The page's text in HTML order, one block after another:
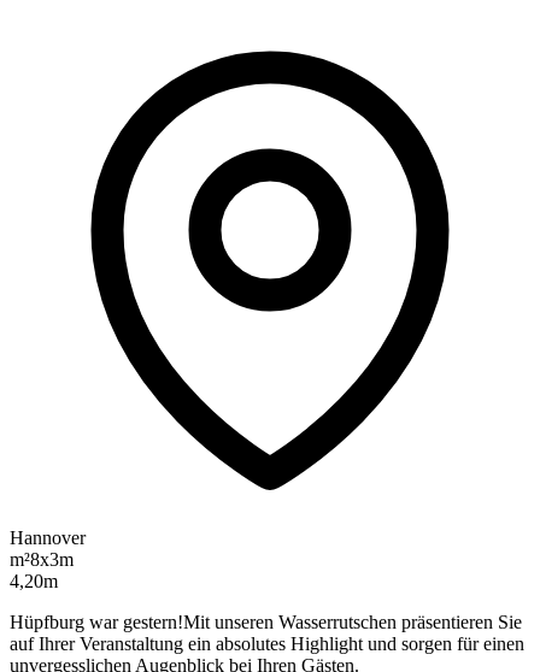
Hannover
m²8x3m
4,20m
Hüpfburg war gestern!Mit unseren Wasserrutschen präsentieren Sie
auf Ihrer Veranstaltung ein absolutes Highlight und sorgen für einen
unvergesslichen Augenblick bei Ihren Gästen.